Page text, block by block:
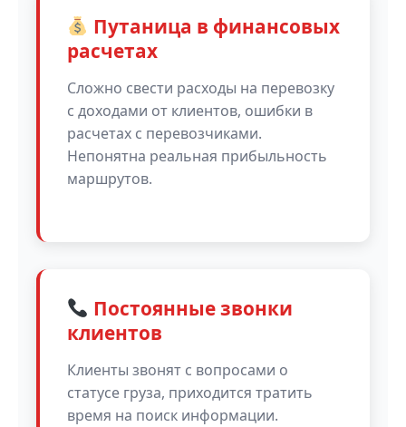
Путаница в финансовых
расчетах
Сложно свести расходы на перевозку
с доходами от клиентов, ошибки в
расчетах с перевозчиками.
Непонятна реальная прибыльность
маршрутов.
Постоянные звонки
клиентов
Клиенты звонят с вопросами о
статусе груза, приходится тратить
время на поиск информации.